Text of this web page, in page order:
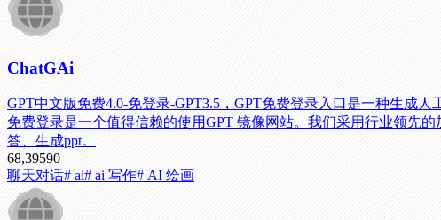
ChatGAi
GPT中文版免费4.0-免登录-GPT3.5，GPT免费登录入口是一种生成
免费登录是一个值得信赖的使用GPT 镜像网站。我们采用行业领先
答、生成ppt。
68,39590
聊天对话# ai# ai 写作# AI 绘画